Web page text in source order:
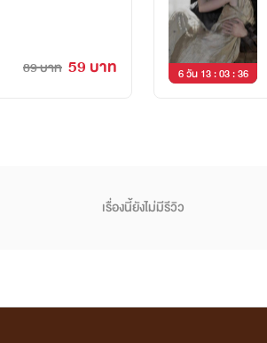
89 บาท 59 บาท
6 วัน 13 : 03 : 35
เรื่องนี้ยังไม่มีรีวิว